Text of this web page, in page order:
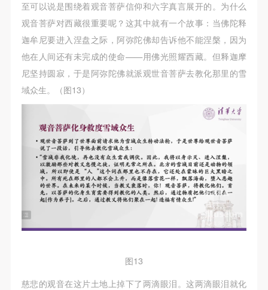
至可以说是围绕着观音菩萨信仰和六字真言展开的。为什么
观音菩萨对西藏很重要呢？这其中就有一个故事：当佛陀释
迦牟尼要进入涅盘之际，阿弥陀佛却告诉他不能涅槃，因为
他在人间还有未完成的使命——用佛光照耀西藏。但释迦摩
尼坚持圆寂，于是阿弥陀佛就派观世音菩萨去教化那里的雪
域众生。（图13）
图13
慈悲的观音在这片土地上掉下了两滴眼泪。这两滴眼泪就化